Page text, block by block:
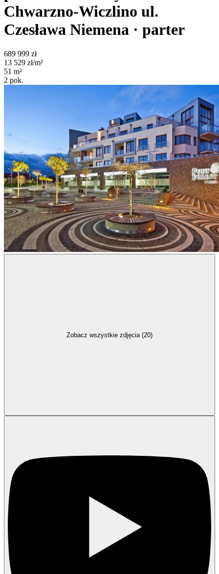
Chwarzno-Wiczlino ul.
Czesława Niemena · parter
689 999 zł
13 529 zł/m²
51 m²
2 pok.
Zobacz wszystkie zdjęcia (20)